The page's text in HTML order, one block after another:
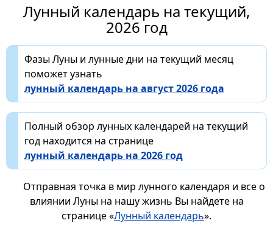
Лунный календарь на текущий,
2026 год
Фазы Луны и лунные дни на текущий месяц
поможет узнать
лунный календарь на август 2026 года
Полный обзор лунных календарей на текущий
год находится на странице
лунный календарь на 2026 год
Отправная точка в мир лунного календаря и все о
влиянии Луны на нашу жизнь Вы найдете на
странице «Лунный календарь».